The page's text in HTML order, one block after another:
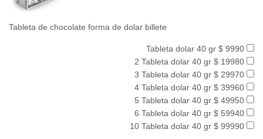
Tableta de chocolate forma de dolar billete
Tableta dolar 40 gr $ 9990
2 Tableta dolar 40 gr $ 19980
3 Tableta dolar 40 gr $ 29970
4 Tableta dolar 40 gr $ 39960
5 Tableta dolar 40 gr $ 49950
6 Tableta dolar 40 gr $ 59940
10 Tableta dolar 40 gr $ 99990